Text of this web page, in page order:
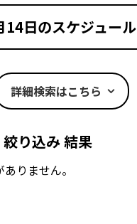
日のスケジュール
詳細検索はこちら
絞り込み 結果
りません。